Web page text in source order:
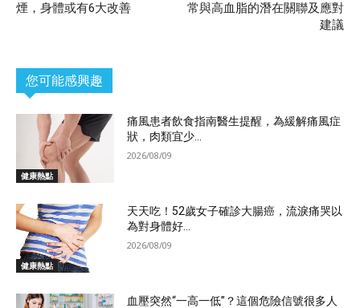
煙，身體或有6大改善
常與高血脂的潛在關聯及應對
建議
您可能感興趣
健康熱點
痛風患者飲食指南醫生提醒，為緩解痛風症
狀，肉類宜少...
2026/08/09
健康熱點
天天吃！52歲女子確診大腸癌，流淚痛哭以
為對身體好...
2026/08/09
血壓突然“一高一低”？這個危險信號很多人